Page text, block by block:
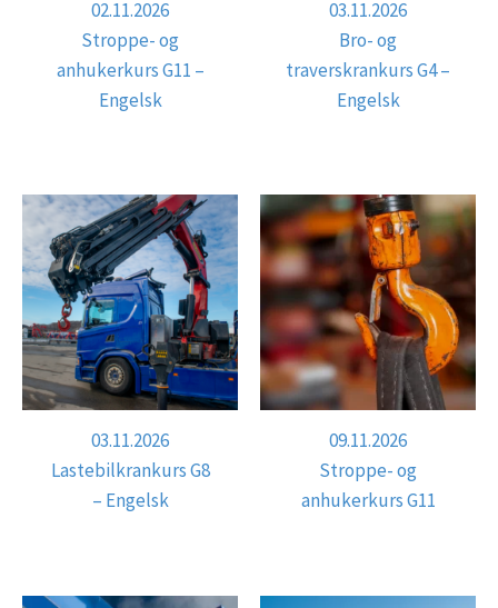
02.11.2026
Stroppe- og
anhukerkurs G11 –
Engelsk
03.11.2026
Bro- og
traverskrankurs G4 –
Engelsk
03.11.2026
Lastebilkrankurs G8
– Engelsk
09.11.2026
Stroppe- og
anhukerkurs G11